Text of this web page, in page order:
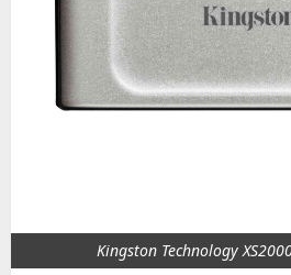
Kingston Technology